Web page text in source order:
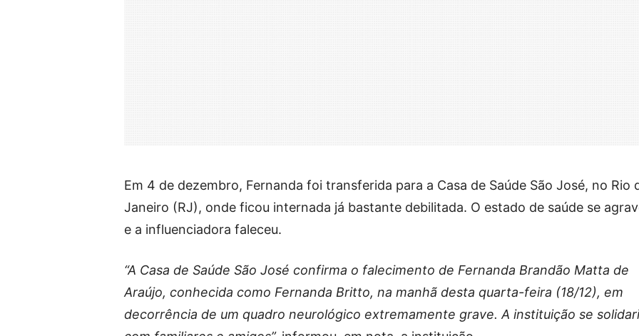
Em 4 de dezembro, Fernanda foi transferida para a Casa de Saúde São José, no Rio
Janeiro (RJ), onde ficou internada já bastante debilitada. O estado de saúde se
e a influenciadora faleceu.
“A Casa de Saúde São José confirma o falecimento de Fernanda Brandão Matta de
Araújo, conhecida como Fernanda Britto, na manhã desta quarta-feira (18/12), em
decorrência de um quadro neurológico extremamente grave. A instituição se